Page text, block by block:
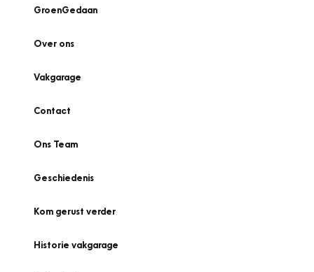
GroenGedaan
Over ons
Vakgarage
Contact
Ons Team
Geschiedenis
Kom gerust verder
Historie vakgarage